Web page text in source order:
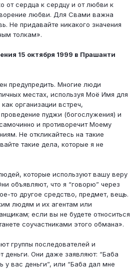
от сердца к сердцу и от любви к
любви. Для Свами важна
Не придавайте никакого значения
толкам».
15 октября 1999 в Прашанти
предупредить. Многие люди
местах, используя Моё Имя для
организации встреч,
пуджи (богослужения) и
и противоречит Моему
Не откликайтесь на такие
такие дела, которые я не
которые используют вашу веру
объявляют, что я “говорю” через
то другое средство, предмет, вещь.
людям и их агентам или
если вы не будете относиться
соучастниками этого обмана».
группы последователей и
деньги. Они даже заявляют: “Баба
у вас деньги”, или “Баба дал мне